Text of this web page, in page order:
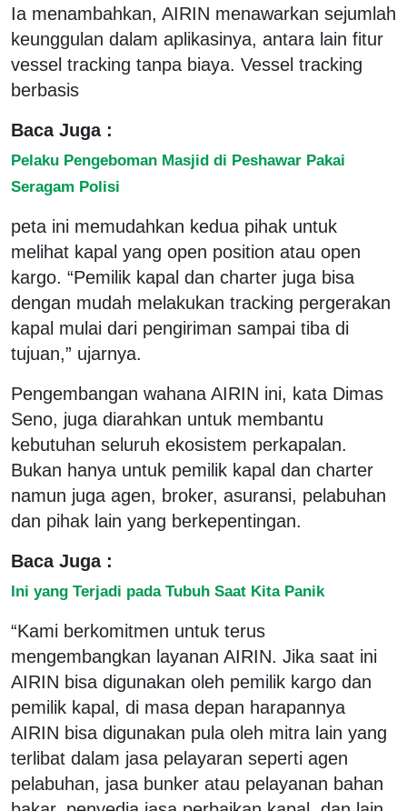
Ia menambahkan, AIRIN menawarkan sejumlah
keunggulan dalam aplikasinya, antara lain fitur
vessel tracking tanpa biaya. Vessel tracking
berbasis
Baca Juga :
Pelaku Pengeboman Masjid di Peshawar Pakai
Seragam Polisi
peta ini memudahkan kedua pihak untuk
melihat kapal yang open position atau open
kargo. “Pemilik kapal dan charter juga bisa
dengan mudah melakukan tracking pergerakan
kapal mulai dari pengiriman sampai tiba di
tujuan,” ujarnya.
Pengembangan wahana AIRIN ini, kata Dimas
Seno, juga diarahkan untuk membantu
kebutuhan seluruh ekosistem perkapalan.
Bukan hanya untuk pemilik kapal dan charter
namun juga agen, broker, asuransi, pelabuhan
dan pihak lain yang berkepentingan.
Baca Juga :
Ini yang Terjadi pada Tubuh Saat Kita Panik
“Kami berkomitmen untuk terus
mengembangkan layanan AIRIN. Jika saat ini
AIRIN bisa digunakan oleh pemilik kargo dan
pemilik kapal, di masa depan harapannya
AIRIN bisa digunakan pula oleh mitra lain yang
terlibat dalam jasa pelayaran seperti agen
pelabuhan, jasa bunker atau pelayanan bahan